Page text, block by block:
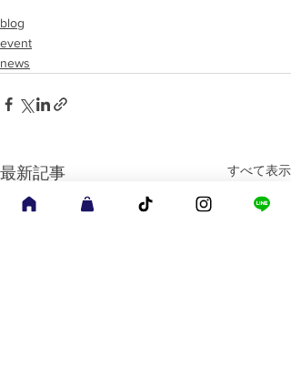
blog
event
news
最新記事 すべて表示